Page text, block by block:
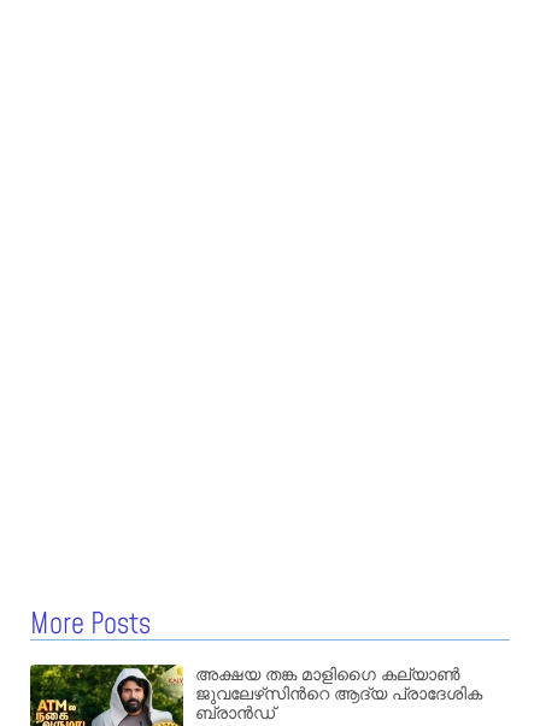
More Posts
അക്ഷയ തങ്ക മാളിഗൈ കല്യാണ്‍
ജുവലേഴ്‌സിന്‍റെ ആദ്യ പ്രാദേശിക
ബ്രാന്‍ഡ്